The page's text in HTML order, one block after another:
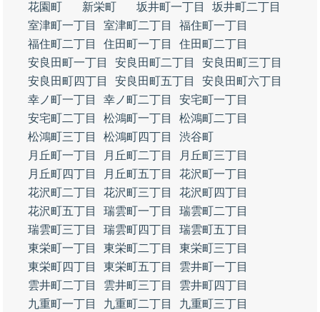
花園町
新栄町 坂井町一丁目
坂井町二丁目
室津町一丁目
室津町二丁目
福住町一丁目
福住町二丁目
住田町一丁目
住田町二丁目
安良田町一丁目
安良田町二丁目
安良田町三丁目
安良田町四丁目
安良田町五丁目
安良田町六丁目
幸ノ町一丁目
幸ノ町二丁目
安宅町一丁目
安宅町二丁目
松鴻町一丁目
松鴻町二丁目
松鴻町三丁目
松鴻町四丁目
渋谷町
月丘町一丁目
月丘町二丁目
月丘町三丁目
月丘町四丁目
月丘町五丁目
花沢町一丁目
花沢町二丁目
花沢町三丁目
花沢町四丁目
花沢町五丁目
瑞雲町一丁目
瑞雲町二丁目
瑞雲町三丁目
瑞雲町四丁目
瑞雲町五丁目
東栄町一丁目
東栄町二丁目
東栄町三丁目
東栄町四丁目
東栄町五丁目
雲井町一丁目
雲井町二丁目
雲井町三丁目
雲井町四丁目
九重町一丁目
九重町二丁目
九重町三丁目